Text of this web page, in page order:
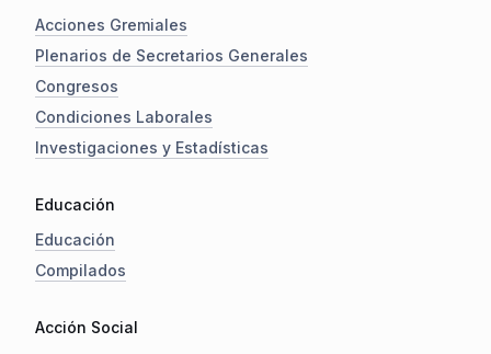
Acciones Gremiales
Plenarios de Secretarios Generales
Congresos
Condiciones Laborales
Investigaciones y Estadísticas
Educación
Educación
Compilados
Acción Social